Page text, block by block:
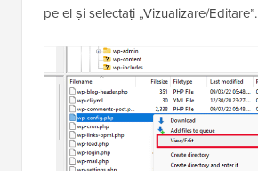
pe el și selectați „Vizualizare/Editare”.